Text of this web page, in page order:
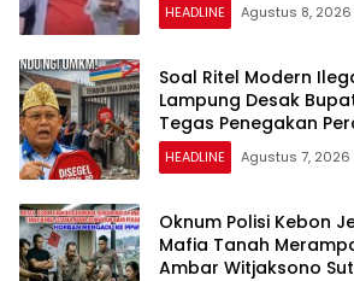
HEADLINE Agustus 8, 2026
Soal Ritel Modern
Lampung Desak
Tegas Penegakan
HEADLINE Agustus 7, 2026
Oknum Polisi Kebon
Mafia Tanah
Ambar Witjaksono